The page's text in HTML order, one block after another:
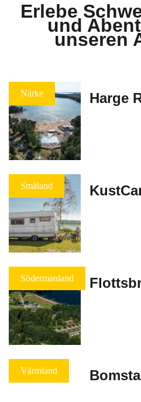
Erlebe
und
unseren
Närke Harge
Småland
Södermanland
Värmland